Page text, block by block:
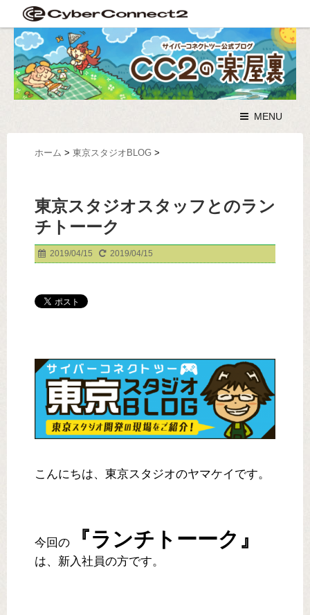
MENU
ホーム > 東京スタジオBLOG >
東京スタジオスタッフとのラン
チトーーク
2019/04/15 2019/04/15
こんにちは、東京スタジオのヤマケイです。
今回の 『ランチトーーク』
は、新入社員の方です。